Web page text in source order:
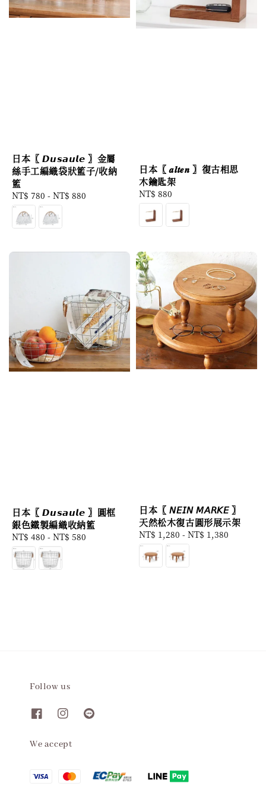
日本〖 𝘿𝙪𝙨𝙖𝙪𝙡𝙚 〗金屬
絲手工編織袋狀籃子/收納
籃
Regular
price
NT$ 780 - NT$ 880
日本〖 𝒂𝒍𝒕𝒆𝒏 〗復古相思
木鑰匙架
Regular
price
NT$ 880
日本〖 𝘿𝙪𝙨𝙖𝙪𝙡𝙚 〗圓框
銀色鐵製編織收納籃
Regular
price
NT$ 480 - NT$ 580
日本〖 𝘕𝘌𝘐𝘕 𝘔𝘈𝘙𝘒𝘌 〗
天然松木復古圓形展示架
Regular
price
NT$ 1,280 - NT$ 1,380
Follow us
We accept